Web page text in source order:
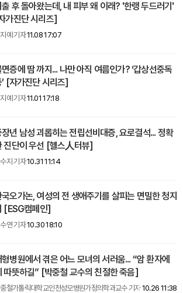
후 돌아왔는데, 내 피부 왜 이래? '한랭 두드러기'
가진단 시리즈]
예 기자11.08 17:07
증에 땀 까지... 나만 아직 여름인가? ‘갑상선중독
[자가진단 시리즈]
예 기자11.01 17:18
년 남성 괴롭히는 전립선비대증, 요로결석... 정확
진단이 우선 [헬스人터뷰]
지 기자10.31 11:14
오가논, 여성의 전 생애주기를 살피는 면밀한 청지
[ESG캠페인]
연 기자10.30 18:10
형병원에서 겪은 어느 모녀의 서러움... “암 환자에
따뜻하길” [박중철 교수의 친절한 죽음]
철가톨릭대학교인천성모병원가정의학과교수 기자10.26 11:38